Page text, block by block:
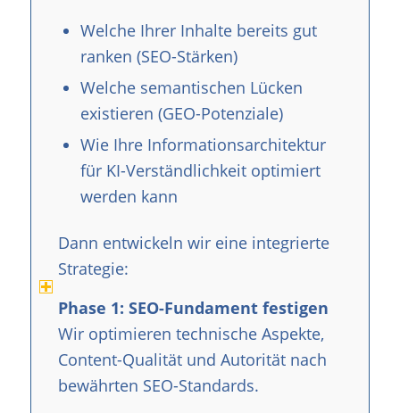
Welche Ihrer Inhalte bereits gut
ranken (SEO-Stärken)
Welche semantischen Lücken
existieren (GEO-Potenziale)
Wie Ihre Informationsarchitektur
für KI-Verständlichkeit optimiert
werden kann
Dann entwickeln wir eine integrierte
Strategie:
Phase 1: SEO-Fundament festigen
Wir optimieren technische Aspekte,
Content-Qualität und Autorität nach
bewährten SEO-Standards.